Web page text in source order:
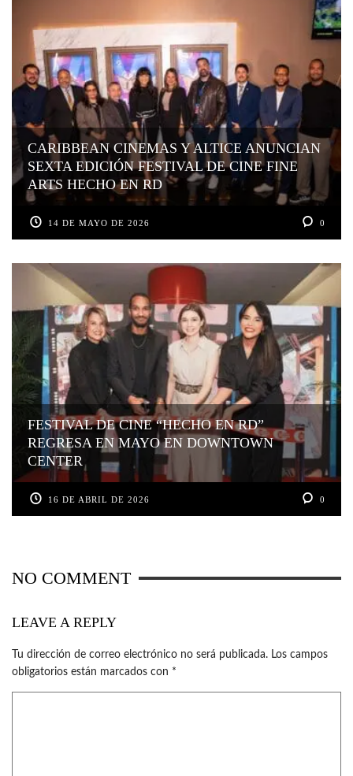
CARIBBEAN CINEMAS Y ALTICE ANUNCIAN
SEXTA EDICIÓN FESTIVAL DE CINE FINE
ARTS HECHO EN RD
14 DE MAYO DE 2026 0
FESTIVAL DE CINE “HECHO EN RD”
REGRESA EN MAYO EN DOWNTOWN
CENTER
16 DE ABRIL DE 2026 0
NO COMMENT
LEAVE A REPLY
Tu dirección de correo electrónico no será publicada. Los campos
obligatorios están marcados con *